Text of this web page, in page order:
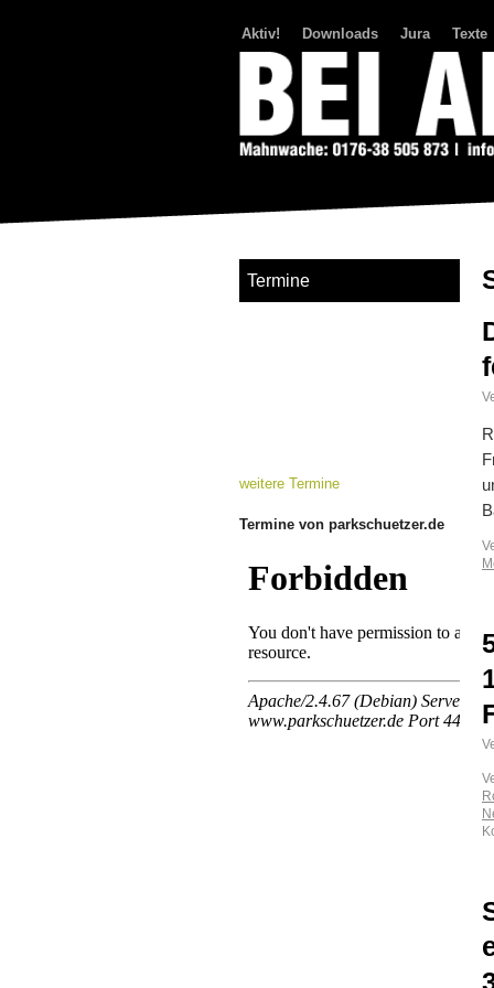
Aktiv! Downloads Jura Texte
Termine
weitere Termine
Termine von parkschuetzer.de